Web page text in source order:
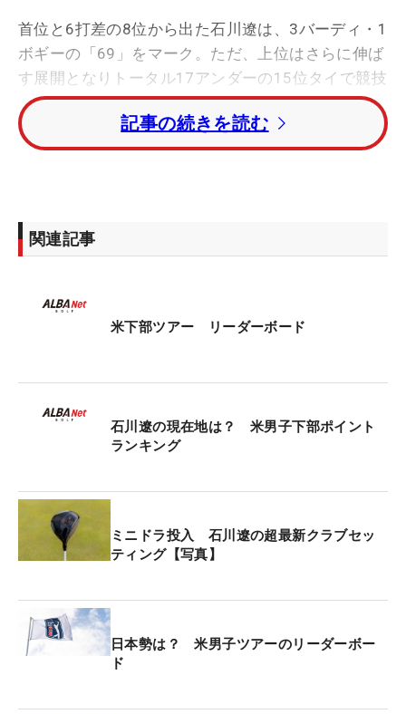
首位と6打差の8位から出た石川遼は、3バーディ・1
ボギーの「69」をマーク。ただ、上位はさらに伸ば
す展開となりトータル17アンダーの15位タイで競技
を終えた。
15位タイから出た杉浦悠太は2バーディ・2ボギーの
ドック・レドマンが、ハンター・アイヒホルン（米
優勝を手にした。
記事の続きを読む
関連記事
米下部ツアー リーダーボード
石川遼の現在地は？ 米男子下部ポイント
ランキング
ミニドラ投入 石川遼の超最新クラブセッ
ティング【写真】
日本勢は？ 米男子ツアーのリーダーボー
ド